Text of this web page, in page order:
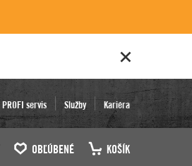
PROFI servis Služby Kariéra
OBĽÚBENÉ KOŠÍK